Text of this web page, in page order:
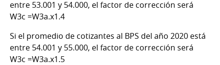
entre 53.001 y 54.000, el factor de corrección será
W3c =W3a.x1.4
Si el promedio de cotizantes al BPS del año 2020 está
entre 54.001 y 55.000, el factor de corrección será
W3c =W3a.x1.5